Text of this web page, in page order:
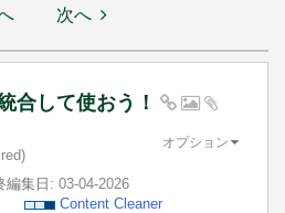
次へ
合して使おう！
編集日: ‎03-04-2026
Content Cleaner
オプション